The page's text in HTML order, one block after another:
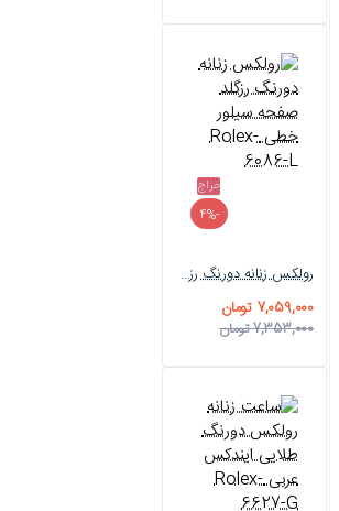
حراج
-4%
رولکس زنانه دورنگ رزگلد صفحه سیلور خطی Rolex-6086-L
7,059,000 تومان
7,353,000 تومان